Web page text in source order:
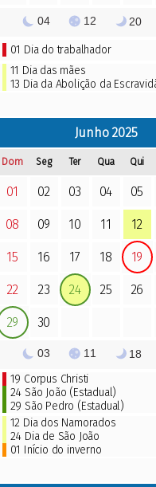
04 12 20
01 Dia do trabalhador
11 Dia das mães
13 Dia da Abolição da
Junho2025
Dom Seg Ter Qua Qui
01 02 03 04 05
08 09 10 11 12
15 16 17 18 19
22 23 24 25 26
29 30
03 11 18
19 Corpus Christi
24 São João (Estadual)
29 São Pedro (Estadual)
12 Dia dos Namorados
24 Dia de São João
01 Início do inverno